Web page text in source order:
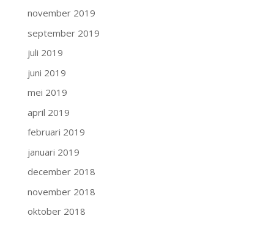
november 2019
september 2019
juli 2019
juni 2019
mei 2019
april 2019
februari 2019
januari 2019
december 2018
november 2018
oktober 2018